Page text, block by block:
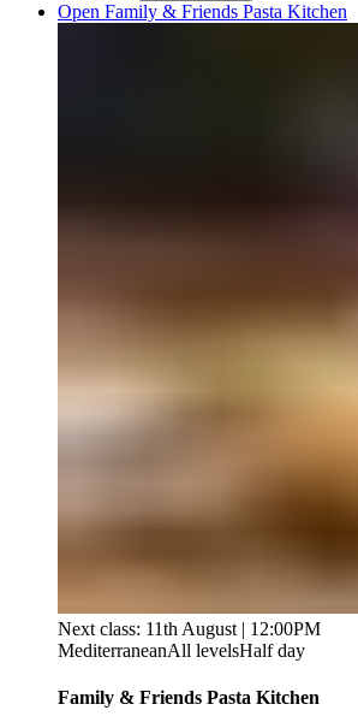
Open Family & Friends Pasta Kitchen​​​​‌ ‍ ​‍​‍‌‍ ‌ ​‍‌‍‍‌‌‍‌ ‌‍‍‌‌‍ ‍​‍​‍​ ‍‍​‍​‍‌ ​ ‌‍​‌‌‍ ‍‌‍‍‌‌ ‌​‌ ‍‌​‍ ‍‌‍‍‌‌‍ ​‍​‍​‍ ​​‍​‍‌‍‍​‌ ​‍‌‍‌‌‌‍‌‍​‍​‍​ ‍‍​‍​‍‌‍‍​‌ ‌​‌ ‌​‌ ​​‌ ​ ​ ‍‍​‍ ​‍ ‌‍ ​​‍ ‌‌‍​‌‌‍ ‍‌‍‌​​‍ ‌‌ ​‍​‍ ‌‌‍‍​‌‍ ‌ ‌​‌‍‌‌‌‍ ​‌ ​ ​‍ ‌‌ ​ ‌ ‌​‌ ‌‌‌‍‌​‌‍‍‌‌‍ ​‍ ‍‌ ‌‍‌‍‌‌‌ ​‍‌‍​ ‌‍‌‌‌‍ ​​‍ ‍‌‍​‌‌ ​​‌ ​​​‍ ‌‍‍‌‌‍ ‍‌ ‌​‌‍‌‌‌‍ ‍‌ ‌​​‍ ‌‍‌‌‌‍‌​‌‍‍‌‌ ‌​​‍ ‌‍ ‌‌‍ ‌‍‌​‌‍‌‌​ ‌‌ ​​‌ ​‍‌‍‌‌‌ ​ ‌‍‌‌‌‍ ‍‌ ‌​‌‍​‌‌ ‌​‌‍‍‌‌‍ ‌‍ ‍​ ‍ ‌‍‍‌‌‍‌​​ ‌​ ‍‌‌‍​‌​ ‌ ‌‍​‍‌‍​ ​ ‌‍‌‍‌​​ ‌‌​‍ ‌‌‍​‌​ ‍‌​ ‌​‌‍​‌​‍ ‌​ ‌​​ ‍‌‌‍‌‍‌‍‌​​‍ ‌‌‍​‍​ ‌ ​ ‍​​ ‌‍​‍ ‌​ ​​​ ‍‌‌‍​‍‌‍‌​​ ​ ‌‍​‍‌‍‌‌‌‍​‍​ ‌​‌‍​‍​ ​‌‌‍​‌​ ‍ ‌ ‌​‌ ‍‌‌ ​​‌‍‌‌​ ‌‌‍‍​‌‍ ‌ ‌​‌‍‌‌‌‍ ​‌​​ ‌‍ ​‌‍​‌‌ ​ ‌ ​ ​ ‍ ‌ ​​‌‍​‌‌ ‌​‌‍‍​​ ‌‌ ‌​‌‍‍‌‌ ‌​‌‍ ​‌‍‌‌​ ‌‍​‍‌‍​‌‌ ​ ‌‍‌‌‌‌‌‌‌ ​‍‌‍ ​​ ‌‌‍‍​‌ ‌​‌ ‌​‌ ​​‌ ​ ​‍‌‌​ ​ ‌​​‌​‍‌‌​ ​‍‌​‌‍​‍‌‌​ ​‍‌​‌‍‌‍ ​​‍ ‌‌‍​‌‌‍ ‍‌‍‌​​‍ ‌‌ ​‍​‍ ‌‌‍‍​‌‍ ‌ ‌​‌‍‌‌‌‍ ​‌ ​ ​‍ ‌‌ ​ ‌ ‌​‌ ‌‌‌‍‌​‌‍‍‌‌‍ ​‍ ‍‌ ‌‍‌‍‌‌‌ ​‍‌‍​ ‌‍‌‌‌‍ ​​‍ ‍‌‍​‌‌ ​​‌ ​​​‍‌‍‌‍‍‌‌‍‌​​ ‌​ ‍‌‌‍​‌​ ‌ ‌‍​‍‌‍​ ​ ‌‍‌‍‌​​ ‌‌​‍ ‌‌‍​‌​ ‍‌​ ‌​‌‍​‌​‍ ‌​ ‌​​ ‍‌‌‍‌‍‌‍‌​​‍ ‌‌‍​‍​ ‌ ​ ‍​​ ‌‍​‍ ‌​ ​​​ ‍‌‌‍​‍‌‍‌​​ ​ ‌‍​‍‌‍‌‌‌‍​‍​ ‌​‌‍​‍​ ​‌‌‍​‌​‍‌‍‌ ‌​‌ ‍‌‌ ​​‌‍‌‌​ ‌‌‍‍​‌‍ ‌ ‌​‌‍‌‌‌‍ ​‌​​ ‌‍ ​‌‍​‌‌ ​ ‌ ​ ​‍‌‍‌ ​​‌‍​‌‌ ‌​‌‍‍​​ ‌‌ ‌​‌‍‍‌‌ ‌​‌‍ ​‌‍‌‌​‍‌‍‌ ​​‌‍‌‌‌ ​‍‌ ​ ‌ ​​‌‍‌‌‌‍​ ‌ ‌​‌‍‍‌‌ ‌‍‌‍‌‌​ ‌‌ ​​‌ ‌‌‌‍​‍‌‍ ​‌‍‍‌‌ ​ ‌‍‍​‌‍‌‌‌‍‌​​‍​‍‌ ‌
Next class: 11th August | 12:00PM
MediterraneanAll levelsHalf day
Family & Friends Pasta Kitchen​​​​‌ ‍ ​‍​‍‌‍ ‌ ​‍‌‍‍‌‌‍‌ ‌‍‍‌‌‍ ‍​‍​‍​ ‍‍​‍​‍‌ ​ ‌‍​‌‌‍ ‍‌‍‍‌‌ ‌​‌ ‍‌​‍ ‍‌‍‍‌‌‍ ​‍​‍​‍ ​​‍​‍‌‍‍​‌ ​‍‌‍‌‌‌‍‌‍​‍​‍​ ‍‍​‍​‍‌‍‍​‌ ‌​‌ ‌​‌ ​​‌ ​ ​ ‍‍​‍ ​‍ ‌‍ ​​‍ ‌‌‍​‌‌‍ ‍‌‍‌​​‍ ‌‌ ​‍​‍ ‌‌‍‍​‌‍ ‌ ‌​‌‍‌‌‌‍ ​‌ ​ ​‍ ‌‌ ​ ‌ ‌​‌ ‌‌‌‍‌​‌‍‍‌‌‍ ​‍ ‍‌ ‌‍‌‍‌‌‌ ​‍‌‍​ ‌‍‌‌‌‍ ​​‍ ‍‌‍​‌‌ ​​‌ ​​​‍ ‌‍‍‌‌‍ ‍‌ ‌​‌‍‌‌‌‍ ‍‌ ‌​​‍ ‌‍‌‌‌‍‌​‌‍‍‌‌ ‌​​‍ ‌‍ ‌‌‍ ‌‍‌​‌‍‌‌​ ‌‌ ​​‌ ​‍‌‍‌‌‌ ​ ‌‍‌‌‌‍ ‍‌ ‌​‌‍​‌‌ ‌​‌‍‍‌‌‍ ‌‍ ‍​ ‍ ‌‍‍‌‌‍‌​​ ‌​ ‍‌‌‍​‌​ ‌ ‌‍​‍‌‍​ ​ ‌‍‌‍‌​​ ‌‌​‍ ‌‌‍​‌​ ‍‌​ ‌​‌‍​‌​‍ ‌​ ‌​​ ‍‌‌‍‌‍‌‍‌​​‍ ‌‌‍​‍​ ‌ ​ ‍​​ ‌‍​‍ ‌​ ​​​ ‍‌‌‍​‍‌‍‌​​ ​ ‌‍​‍‌‍‌‌‌‍​‍​ ‌​‌‍​‍​ ​‌‌‍​‌​ ‍ ‌ ‌​‌ ‍‌‌ ​​‌‍‌‌​ ‌‌‍‍​‌‍ ‌ ‌​‌‍‌‌‌‍ ​‌​​ ‌‍ ​‌‍​‌‌ ​ ‌ ​ ​ ‍ ‌ ​​‌‍​‌‌ ‌​‌‍‍​​ ‌‌ ‌​‌‍‍‌‌ ‌​‌‍ ​‌‍‌‌​ ‌‍​‍‌‍​‌‌ ​ ‌‍‌‌‌‌‌‌‌ ​‍‌‍ ​​ ‌‌‍‍​‌ ‌​‌ ‌​‌ ​​‌ ​ ​‍‌‌​ ​ ‌​​‌​‍‌‌​ ​‍‌​‌‍​‍‌‌​ ​‍‌​‌‍‌‍ ​​‍ ‌‌‍​‌‌‍ ‍‌‍‌​​‍ ‌‌ ​‍​‍ ‌‌‍‍​‌‍ ‌ ‌​‌‍‌‌‌‍ ​‌ ​ ​‍ ‌‌ ​ ‌ ‌​‌ ‌‌‌‍‌​‌‍‍‌‌‍ ​‍ ‍‌ ‌‍‌‍‌‌‌ ​‍‌‍​ ‌‍‌‌‌‍ ​​‍ ‍‌‍​‌‌ ​​‌ ​​​‍‌‍‌‍‍‌‌‍‌​​ ‌​ ‍‌‌‍​‌​ ‌ ‌‍​‍‌‍​ ​ ‌‍‌‍‌​​ ‌‌​‍ ‌‌‍​‌​ ‍‌​ ‌​‌‍​‌​‍ ‌​ ‌​​ ‍‌‌‍‌‍‌‍‌​​‍ ‌‌‍​‍​ ‌ ​ ‍​​ ‌‍​‍ ‌​ ​​​ ‍‌‌‍​‍‌‍‌​​ ​ ‌‍​‍‌‍‌‌‌‍​‍​ ‌​‌‍​‍​ ​‌‌‍​‌​‍‌‍‌ ‌​‌ ‍‌‌ ​​‌‍‌‌​ ‌‌‍‍​‌‍ ‌ ‌​‌‍‌‌‌‍ ​‌​​ ‌‍ ​‌‍​‌‌ ​ ‌ ​ ​‍‌‍‌ ​​‌‍​‌‌ ‌​‌‍‍​​ ‌‌ ‌​‌‍‍‌‌ ‌​‌‍ ​‌‍‌‌​‍‌‍‌ ​​‌‍‌‌‌ ​‍‌ ​ ‌ ​​‌‍‌‌‌‍​ ‌ ‌​‌‍‍‌‌ ‌‍‌‍‌‌​ ‌‌ ​​‌ ‌‌‌‍​‍‌‍ ​‌‍‍‌‌ ​ ‌‍‍​‌‍‌‌‌‍‌​​‍​‍‌ ‌